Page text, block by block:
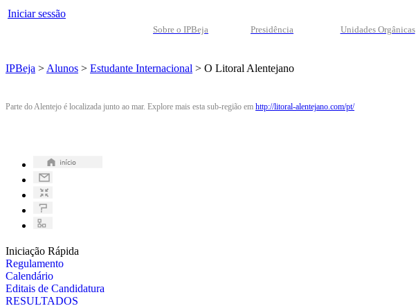
Iniciar sessão
Sobre o IPBeja Presidência Unidades Orgânicas
IPBeja > Alunos > Estudante Internacional > O Litoral Alentejano
Parte do Alentejo é localizada junto ao mar. Explore mais esta sub-região em http://litoral-alentejano.com/pt/
Iniciação Rápida
Regulamento
Calendário
Editais de Candidatura
RESULTADOS